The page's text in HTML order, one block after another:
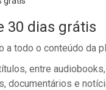
30 dias grátis
a todo o conteúdo da
entre
documentários e